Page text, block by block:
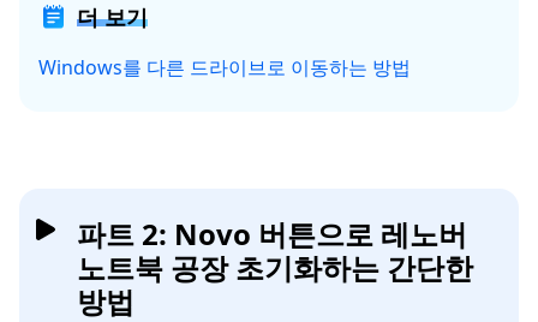
더 보기
Windows를 다른 드라이브로 이동하는 방법
파트 2: Novo 버튼으로 레노버
노트북 공장 초기화하는 간단한
방법